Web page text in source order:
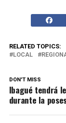
RELATED TOPICS:
LOCAL
DON'T MISS
Ibagué tendrá
durante la